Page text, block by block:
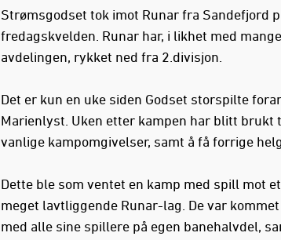
Strømsgodset tok imot Runar fra Sandefjord
fredagskvelden. Runar har, i likhet med
avdelingen, rykket ned fra 2.divisjon.
Det er kun en uke siden Godset storspilte
Marienlyst. Uken etter kampen har blitt brukt
vanlige kampomgivelser, samt å få forrige
Dette ble som ventet en kamp med spill mot
meget lavtliggende Runar-lag. De var
med alle sine spillere på egen banehalvdel,